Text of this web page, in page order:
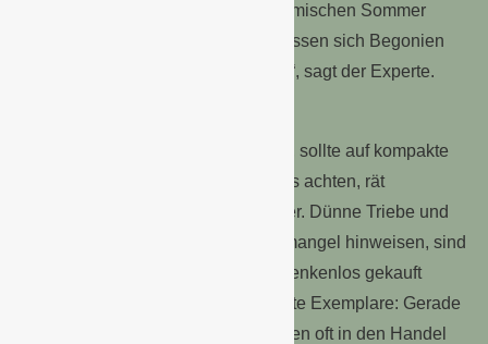
einen regnerischen oder sogar stürmischen Sommer
bekommen sollten – denn davon lassen sich Begonien
nicht in ihrem Blühwunder stoppen“, sagt der Experte.
Wer Begonien im Handel auswählt, sollte auf kompakte
Pflanzen mit gleichmäßigem Wuchs achten, rät
Begonien-Gärtner Markus Overlöper. Dünne Triebe und
hellgrüne Blätter, die auf Nährstoffmangel hinweisen, sind
hingegen Ausschlusskriterien. Bedenkenlos gekauft
werden können nicht voll entwickelte Exemplare: Gerade
schnellwachsende Varianten müssen oft in den Handel